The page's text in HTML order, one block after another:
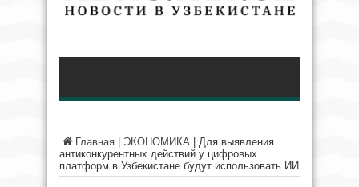
Главная ЭКОНОМИКА
Для выявления
антиконкурентных действий у цифровых
платформ в Узбекистане будут использовать ИИ